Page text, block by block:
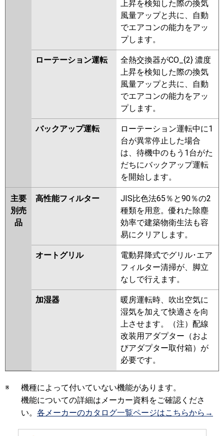
上昇を検知した際の換気
風量アップと共に、自動
でエアコンの能力をアッ
プします。
ローテーション運転
全熱交換器がCO_{2} 濃度
上昇を検知した際の換気
風量アップと共に、自動
でエアコンの能力をアッ
プします。
バックアップ運転
ローテーション運転中に1
台が異常停止した場合
は、待機中のもう1台がた
だちにバックアップ運転
を開始します。
主要
別売
品
高性能フィルター
JIS比色法65％と90％の2
種類を用意。優れた除塵
効率で建築物衛生法も容
易にクリアします。
オートグリル
電動昇降式でグリル･エア
フィルター清掃が、脚立
なしで行えます。
加湿器
暖房運転時、吹出空気に
湿気を加えて快適さを向
上させます。（注）配線
改装用アダプター（およ
びアダプター取付箱）が
必要です。
※
機種によって付いていない機能があります。
機能についての詳細はメーカー資料をご確認くださ
い。 各メーカーのカタログ一覧ページはこちらから→